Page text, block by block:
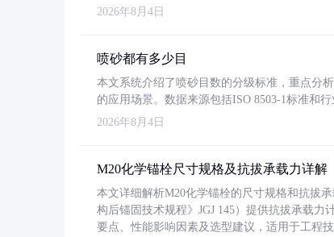
2026年8月4日
喷砂都有多少目
本文系统介绍了喷砂目数的分级标准，重点分
的应用场景。数据来源包括ISO 8503-1标准和
2026年8月4日
M20化学锚栓尺寸规格及抗拔承载力详解
本文详细解析M20化学锚栓的尺寸规格和抗拔
构后锚固技术规程》JGJ 145）提供抗拔承载
要点、性能影响因素及选型建议，适用于工程技